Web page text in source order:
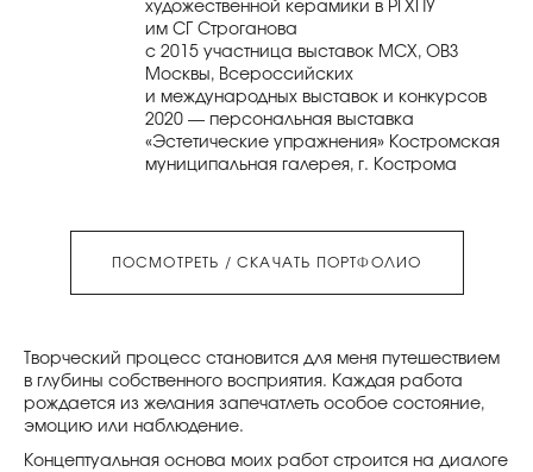
художественной керамики в РГХПУ
им СГ Строганова
с 2015 участница выставок МСХ, ОВЗ
Москвы, Всероссийских
и международных выставок и конкурсов
2020 — персональная выставка
«Эстетические упражнения» Костромская
муниципальная галерея, г. Кострома
ПОСМОТРЕТЬ / СКАЧАТЬ ПОРТФОЛИО
Творческий процесс становится для меня путешествием
в глубины собственного восприятия. Каждая работа
рождается из желания запечатлеть особое состояние,
эмоцию или наблюдение.
Концептуальная основа моих работ строится на диалоге